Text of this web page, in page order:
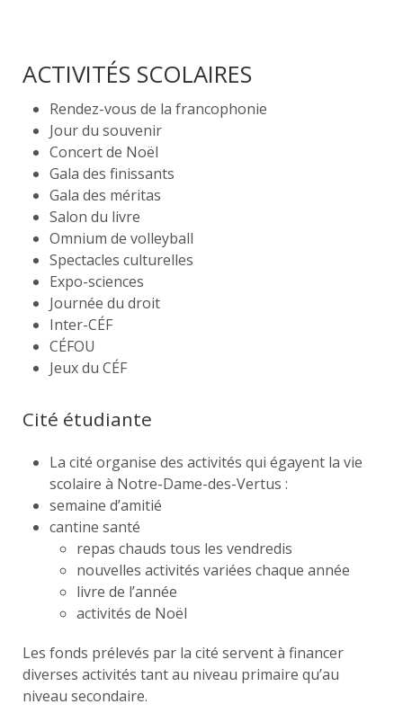
ACTIVITÉS SCOLAIRES
Rendez-vous de la francophonie
Jour du souvenir
Concert de Noël
Gala des finissants
Gala des méritas
Salon du livre
Omnium de volleyball
Spectacles culturelles
Expo-sciences
Journée du droit
Inter-CÉF
CÉFOU
Jeux du CÉF
Cité étudiante
La cité organise des activités qui égayent la vie
scolaire à Notre-Dame-des-Vertus :
semaine d’amitié
cantine santé
repas chauds tous les vendredis
nouvelles activités variées chaque année
livre de l’année
activités de Noël
Les fonds prélevés par la cité servent à financer
diverses activités tant au niveau primaire qu’au
niveau secondaire.